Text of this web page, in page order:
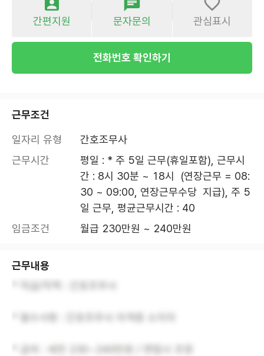
간편지원 문자문의 관심표시
전화번호 확인하기
근무조건
일자리 유형
간호조무사
근무시간
평일 : * 주 5일 근무(휴일포함), 근무시
간 : 8시 30분 ~ 18시  (연장근무 = 08:
30 ~ 09:00, 연장근무수당  지급), 주 5
일 근무, 평균근무시간 : 40
임금조건
월급 230만원 ~ 240만원
근무내용